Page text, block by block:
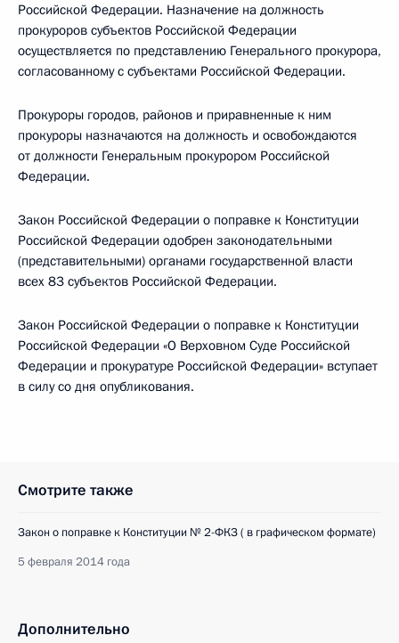
Российской Федерации. Назначение на должность
прокуроров субъектов Российской Федерации
осуществляется по представлению Генерального прокурора,
согласованному с субъектами Российской Федерации.
Прокуроры городов, районов и приравненные к ним
прокуроры назначаются на должность и освобождаются
от должности Генеральным прокурором Российской
Федерации.
Закон Российской Федерации о поправке к Конституции
Российской Федерации одобрен законодательными
(представительными) органами государственной власти
всех 83 субъектов Российской Федерации.
Закон Российской Федерации о поправке к Конституции
Российской Федерации «О Верховном Суде Российской
Федерации и прокуратуре Российской Федерации» вступает
в силу со дня опубликования.
Смотрите также
Закон о поправке к Конституции № 2-ФКЗ ( в графическом формате)
5 февраля 2014 года
Дополнительно